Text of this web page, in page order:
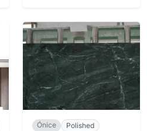
Ónice Polished